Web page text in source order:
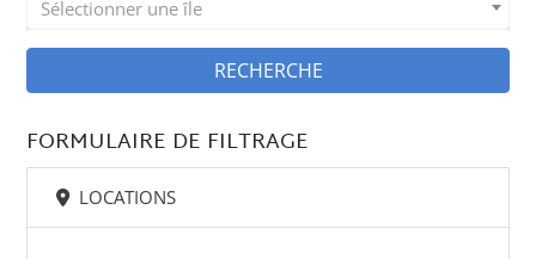
Sélectionner une île
RECHERCHE
FORMULAIRE DE FILTRAGE
LOCATIONS